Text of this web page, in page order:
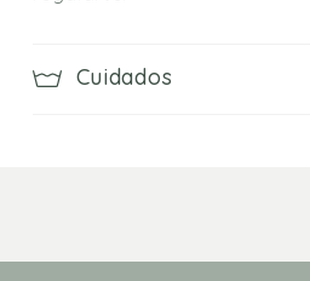
Cuidados